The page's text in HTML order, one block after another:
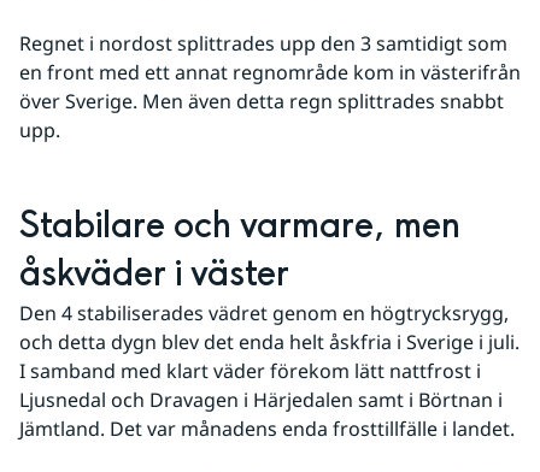
Regnet i nordost splittrades upp den 3 samtidigt som
en front med ett annat regnområde kom in västerifrån
över Sverige. Men även detta regn splittrades snabbt
upp.
Stabilare och varmare, men
åskväder i väster
Den 4 stabiliserades vädret genom en högtrycksrygg,
och detta dygn blev det enda helt åskfria i Sverige i juli.
I samband med klart väder förekom lätt nattfrost i
Ljusnedal och Dravagen i Härjedalen samt i Börtnan i
Jämtland. Det var månadens enda frosttillfälle i landet.